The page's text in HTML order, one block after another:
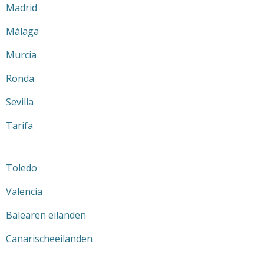
Madrid
Málaga
Murcia
Ronda
Sevilla
Tarifa
Toledo
Valencia
Balearen eilanden
Canarischeeilanden